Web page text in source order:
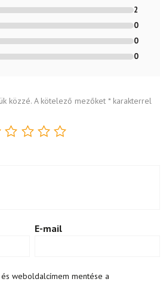
2
0
0
0
közzé. A kötelező mezőket *karakterrel
E-mail
weboldalcímem mentése a